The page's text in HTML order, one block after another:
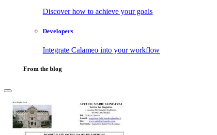
Discover how to achieve your goals
Developers
Integrate Calameo into your workflow
From the blog